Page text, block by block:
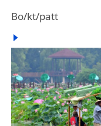
Bo/kt/patt